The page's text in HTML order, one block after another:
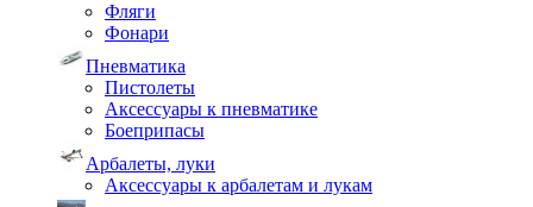
Фляги
Фонари
Пневматика
Пистолеты
Аксессуары к пневматике
Боеприпасы
Арбалеты, луки
Аксессуары к арбалетам и лукам